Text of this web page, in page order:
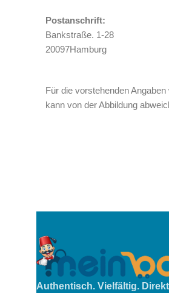
Postanschrift:
Bankstraße. 1-28
20097Hamburg
Für die vorstehenden
kann von der Abbildung
Authentisch. Vielfältig.